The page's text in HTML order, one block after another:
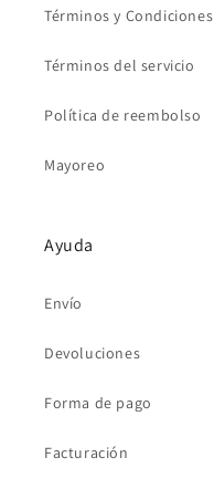
Términos y Condiciones
Términos del servicio
Política de reembolso
Mayoreo
Ayuda
Envío
Devoluciones
Forma de pago
Facturación